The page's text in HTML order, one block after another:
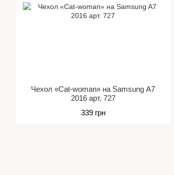
Чехол «Cat-woman» на Samsung A7
2016 арт. 727
339 грн